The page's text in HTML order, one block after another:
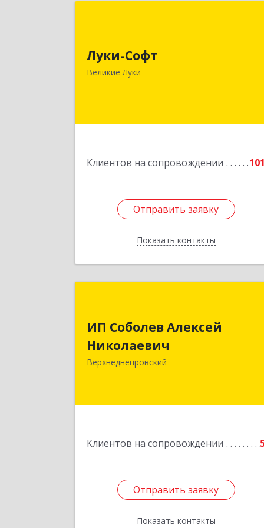
Луки-Софт
Великие Луки
Клиентов на сопровождении 101
Отправить заявку
Показать контакты
182113, Псковская обл, Великие Луки
г, Октябрьский пр-кт, дом № 56А, оф.2
Отправить заявку
Назад
ИП Соболев Алексей
Николаевич
Верхнеднепровский
Клиентов на сопровождении
Отправить заявку
Показать контакты
Николаевич
Отправить заявку
Назад